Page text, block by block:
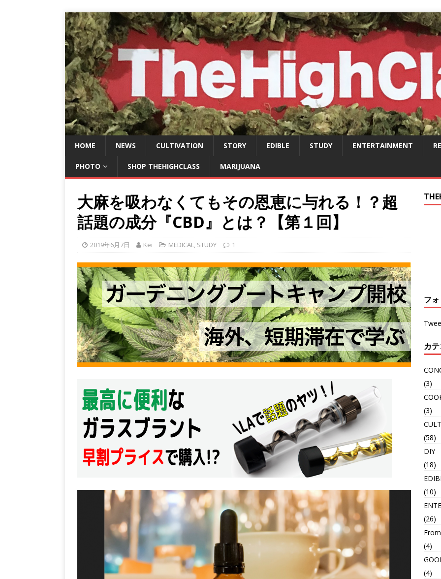
HOME NEWS CULTIVATION STORY EDIBLE STUDY ENTERTAINMENT
PHOTO SHOP THEHIGHCLASS MARIJUANA
大麻を吸わなくてもその恩恵に与れる！？超
話題の成分『CBD』とは？【第１回】
2019年6月7日 Kei MEDICAL, STUDY 1
フ
カ
(3)
(3)
(58)
DIY
(18)
(10)
(26)
(4)
(4)